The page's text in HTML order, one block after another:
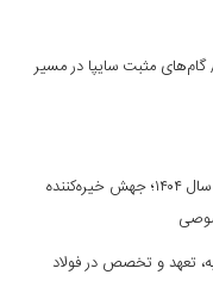
مثبت سایپا در مسیر
کارنامه درخشان «بانک ایران زمین» در نیمه اول سال ۱۴۰۴؛ جهش خیره‌کننده
تعهد و تخصص در فولاد